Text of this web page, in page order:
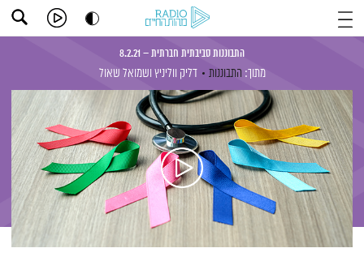
התבוננות סביבתית חברתית – 8.2.21
מתוך: התבוננות דליק ווליניץ ושמואל שאול